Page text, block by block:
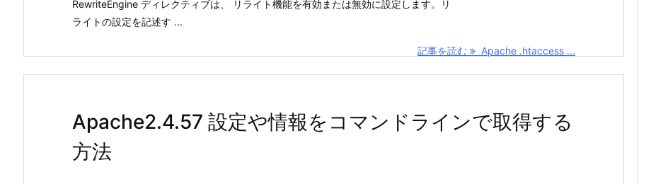
RewriteEngine ディレクティブは、 リライト機能を有効または無効に設定します。リ
ライトの設定を記述す ...
記事を読む Apache .htaccess ...
Apache2.4.57 設定や情報をコマンドラインで取得する
方法